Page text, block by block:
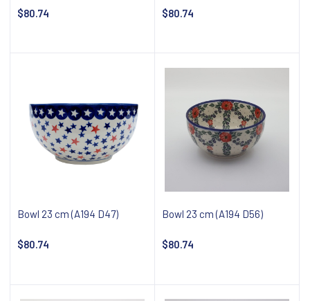
$80.74 $80.74
Bowl 23 cm (A194 D47)
$80.74
Bowl 23 cm (A194 D56)
$80.74